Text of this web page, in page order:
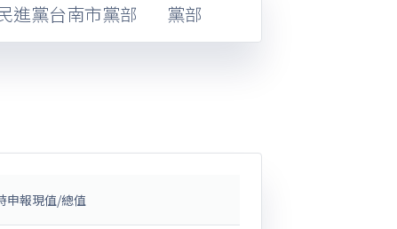
進黨台南市黨部 黨部
申報現值/總值